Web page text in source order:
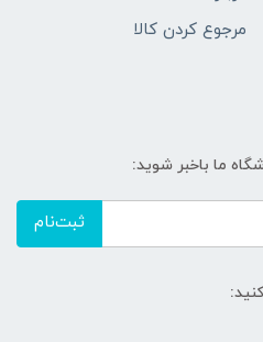
مرجوع کردن کالا
ما باخبر شوید:
ثبت‌نام